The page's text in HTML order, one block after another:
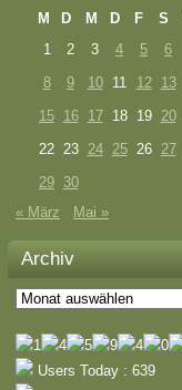
M
D M D F S
1
2 3 4 5 6
8
9 10 11 12 13
15 16 17 18 19 20
22 23 24 25 26 27
29 30
« März
Mai »
Archiv
Archiv
Users Today : 639